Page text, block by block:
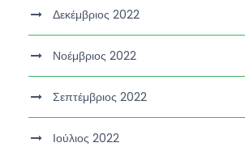
Δεκέμβριος 2022
Νοέμβριος 2022
Σεπτέμβριος 2022
Ιούλιος 2022